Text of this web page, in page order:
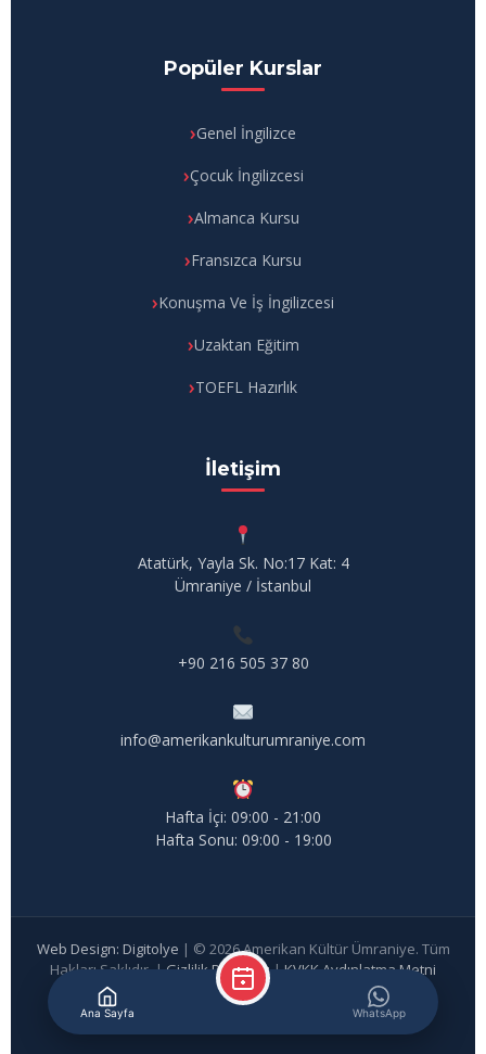
Ana Sayfa WhatsApp
Popüler Kurslar
Genel İngilizce
Çocuk İngilizcesi
Almanca Kursu
Fransızca Kursu
Konuşma Ve İş İngilizcesi
Uzaktan Eğitim
TOEFL Hazırlık
İletişim
Atatürk, Yayla Sk. No:17 Kat: 4
Ümraniye / İstanbul
+90 216 505 37 80
info@amerikankulturumraniye.com
Hafta İçi: 09:00 - 21:00
Hafta Sonu: 09:00 - 19:00
Web Design: Digitolye | © 2026 Amerikan Kültür Ümraniye. Tüm
Hakları Saklıdır. |Gizlilik Politikası|KVKK Aydınlatma Metni